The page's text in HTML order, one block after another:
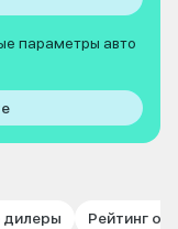
параметры авто
дилеры Рейтинг